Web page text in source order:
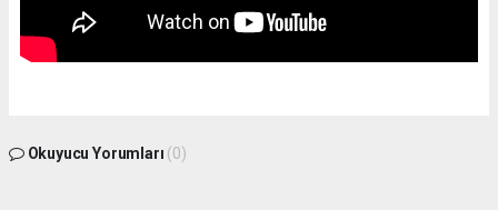
Okuyucu Yorumları (0)